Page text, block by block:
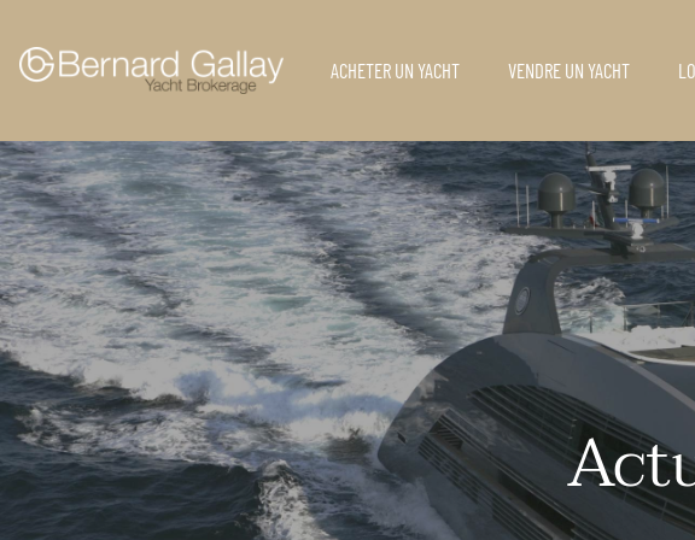
ACHETER UN YACHT VENDRE UN YACHT